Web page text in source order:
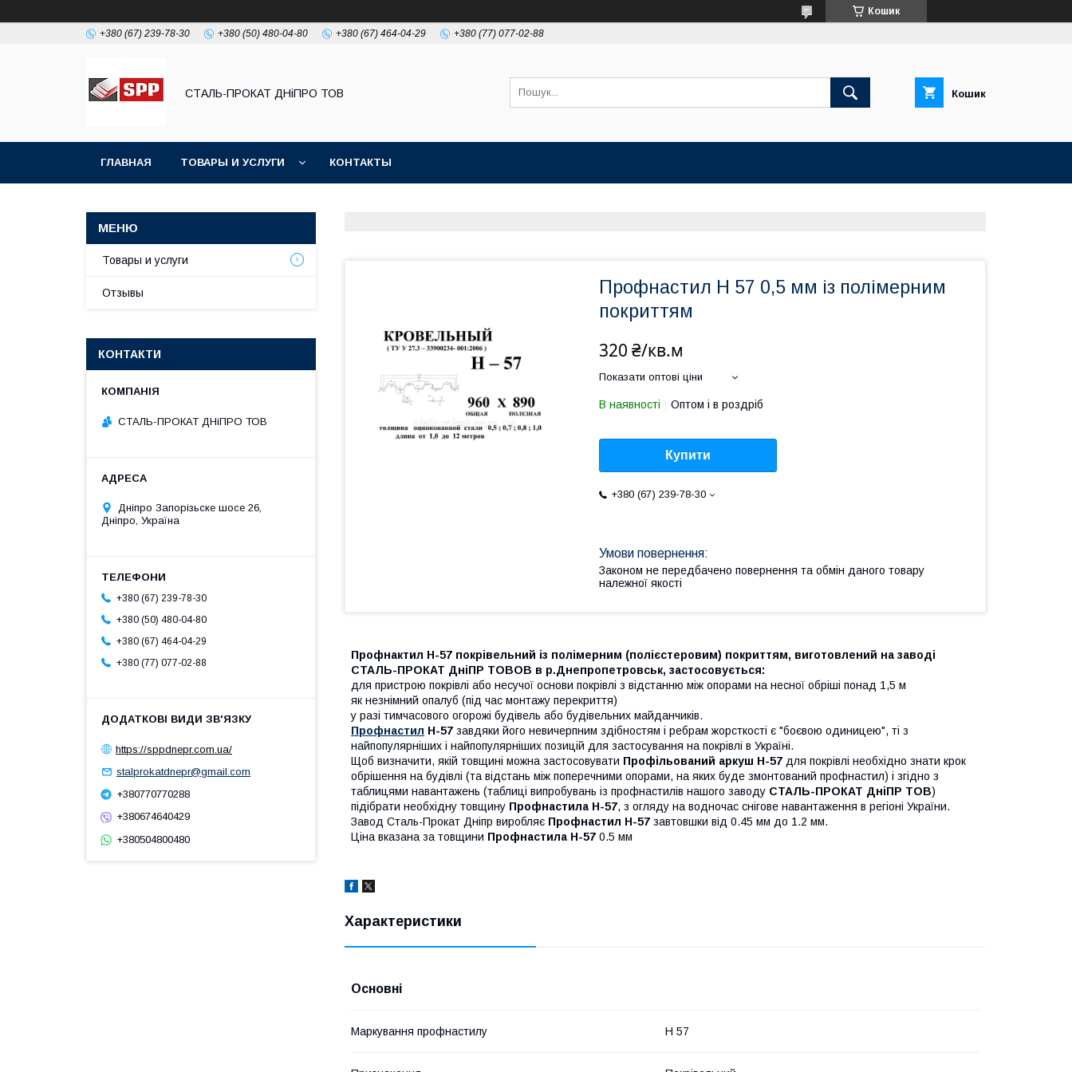
Кошик
+380 (67) 239-78-30 +380 (50) 480-04-80 +380 (67) 464-04-29 +380 (77) 077-02-88
СТАЛЬ-ПРОКАТ ДНіПРО ТОВ Кошик
ГЛАВНАЯ ТОВАРЫ И УСЛУГИ КОНТАКТЫ
Профнастил Н 57 0,5 мм із полімерним
покриттям
320 ₴/кв.м
Показати оптові ціни
В наявності Оптом і в роздріб
Купити
+380 (67) 239-78-30
Законом не передбачено повернення та обмін даного товару
належної якості
Профнактил Н-57 покрівельний із полімерним (полієстеровим) покриттям, виготовлений на заводі
СТАЛЬ-ПРОКАТ ДніПР ТОВОВ в р.Днепропетровськ, застосовується:
для пристрою покрівлі або несучої основи покрівлі з відстанню між опорами на несної обріші понад 1,5 м
як незнімний опалуб (під час монтажу перекриття)
у разі тимчасового огорожі будівель або будівельних майданчиків.
Профнастил Н-57 завдяки його невичерпним здібностям і ребрам жорсткості є "боєвою одиницею", ті з
найпопулярніших і найпопулярніших позицій для застосування на покрівлі в Україні.
Щоб визначити, якій товщині можна застосовувати Профільований аркуш Н-57 для покрівлі необхідно знати крок
обрішення на будівлі (та відстань між поперечними опорами, на яких буде змонтований профнастил) і згідно з
таблицями навантажень (таблиці випробувань із профнастилів нашого заводу СТАЛЬ-ПРОКАТ ДніПР ТОВ)
підібрати необхідну товщину Профнастила Н-57, з огляду на водночас снігове навантаження в регіоні України.
Завод Сталь-Прокат Дніпр виробляє Профнастил Н-57 завтовшки від 0.45 мм до 1.2 мм.
Ціна вказана за товщини Профнастила Н-57 0.5 мм
Характеристики
Основні
Маркування профнастилу Н 57
Товары и услуги
Отзывы
КОНТАКТИ
СТАЛЬ-ПРОКАТ ДНіПРО ТОВ
Дніпро Запорізьске шосе 26,
Дніпро, Україна
+380 (67) 239-78-30
+380 (50) 480-04-80
+380 (67) 464-04-29
+380 (77) 077-02-88
https://sppdnepr.com.ua/
stalprokatdnepr@gmail.com
+380770770288
+380674640429
+380504800480